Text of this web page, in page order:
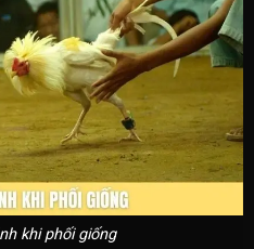
khi phối giống